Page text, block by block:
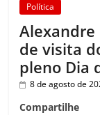
Política
Alexandre
de visita
pleno Dia
8 de agosto de
Compartilhe